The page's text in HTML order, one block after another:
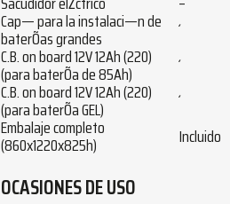
Cap— para la instalaci—n de
baterÕas grandes ´
C.B. on board 12V 12Ah (220)
(para baterÕa de 85Ah) ´
C.B. on board 12V 12Ah (220)
(para baterÕa GEL) ´
Embalaje completo
(860x1220x825h) Incluido
OCASIONES DE USO